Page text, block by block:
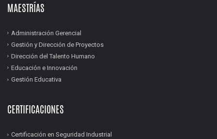
MAESTRÍAS
Administración Gerencial
Gestión y Dirección de Proyectos
Dirección del Talento Humano
Educación e Innovación
Gestión Educativa
CERTIFICACIONES
Certificación en Seguridad Industrial